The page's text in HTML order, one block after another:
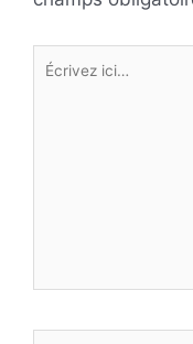
Écrivez